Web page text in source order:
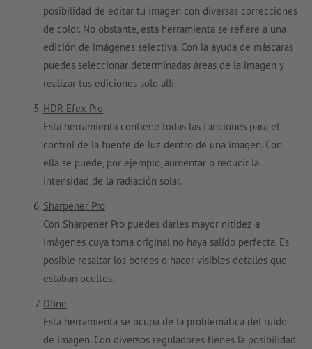
posibilidad de editar tu imagen con diversas correcciones
de color. No obstante, esta herramienta se refiere a una
edición de imágenes selectiva. Con la ayuda de máscaras
puedes seleccionar determinadas áreas de la imagen y
realizar tus ediciones solo allí.
HDR Efex Pro
Esta herramienta contiene todas las funciones para el
control de la fuente de luz dentro de una imagen. Con
ella se puede, por ejemplo, aumentar o reducir la
intensidad de la radiación solar.
Sharpener Pro
Con Sharpener Pro puedes darles mayor nitidez a
imágenes cuya toma original no haya salido perfecta. Es
posible resaltar los bordes o hacer visibles detalles que
estaban ocultos.
Dfine
Esta herramienta se ocupa de la problemática del ruido
de imagen. Con diversos reguladores tienes la posibilidad